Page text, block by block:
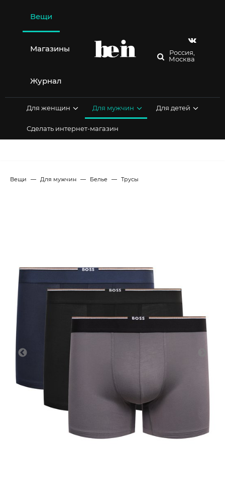
содержимому
Вещи
Магазины
Журнал
Россия,
Москва
Для женщин Для мужчин Для детей
Сделать интернет-магазин
Вещи Для мужчин Белье Трусы